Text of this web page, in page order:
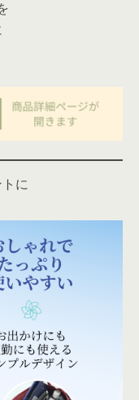
に